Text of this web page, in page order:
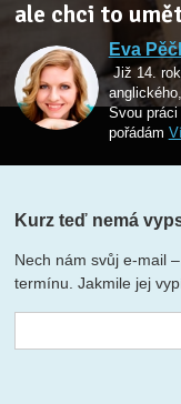
ale chci to
Eva
Již 14.
Svou
pořádám
Kurz teď nemá
Nech nám svůj e-mail
termínu. Jakmile jej